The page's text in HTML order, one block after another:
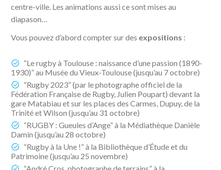
centre-ville. Les animations aussi ce sont mises au
diapason…
Vous pouvez d’abord compter sur des expositions :
“Le rugby à Toulouse : naissance d’une passion (1890-
1930)” au Musée du Vieux-Toulouse (jusqu’au 7 octobre)
“Rugby 2023” (par le photographe officiel de la
Fédération Française de Rugby, Julien Poupart) devant la
gare Matabiau et sur les places des Carmes, Dupuy, de la
Trinité et Wilson (jusqu’au 31 octobre)
“RUGBY : Gueules d’Ange” à la Médiathèque Danièle
Damin (jusqu’au 28 octobre)
“Rugby à la Une !” à la Bibliothèque d’Étude et du
Patrimoine (jusqu’au 25 novembre)